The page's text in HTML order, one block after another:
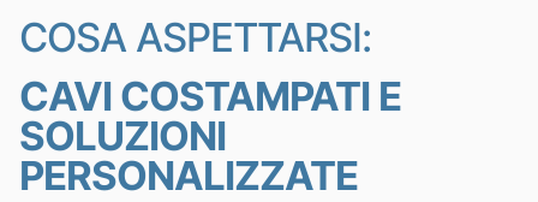
COSA ASPETTARSI:
CAVI COSTAMPATI E
SOLUZIONI
PERSONALIZZATE